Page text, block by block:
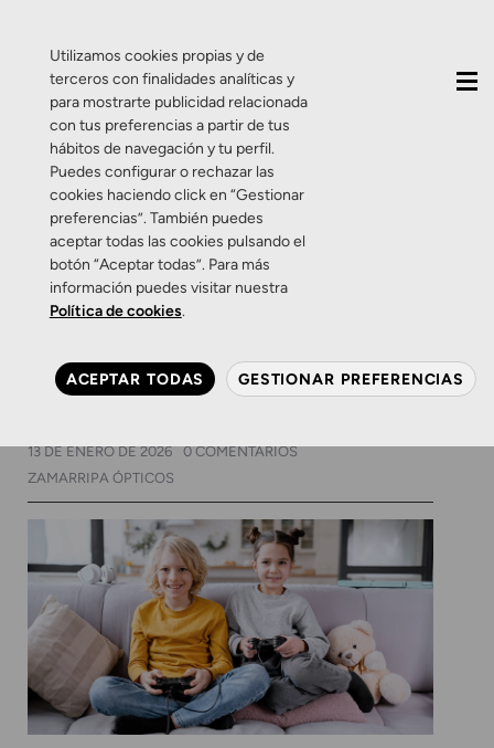
Etiqueta:reflejos
Consejos Salud Visual
Salud visual infantil
Zamarripa Ópticos
la vista o aliados
13 DE ENERO DE 2026
0 COMENTARIOS
ZAMARRIPA ÓPTICOS
Utilizamos cookies propias y de
terceros con finalidades analíticas y
para mostrarte publicidad relacionada
con tus preferencias a partir de tus
hábitos de navegación y tu perfil.
Puedes configurar o rechazar las
cookies haciendo click en “Gestionar
preferencias”. También puedes
aceptar todas las cookies pulsando el
botón “Aceptar todas”. Para más
información puedes visitar nuestra
Política de cookies.
ACEPTAR TODAS GESTIONAR PREFERENCIAS